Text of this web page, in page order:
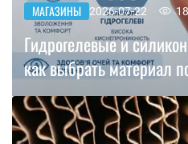
МАГАЗИНЫ 2026-07-22
Гидрогелевые и
как выбрать материал